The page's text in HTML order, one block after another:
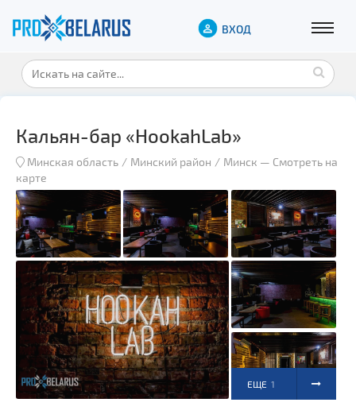
ВХОД
Кальян-бар «HookahLab»
Минская область Минский район Минск — Смотреть на
карте
ЕЩЕ 1